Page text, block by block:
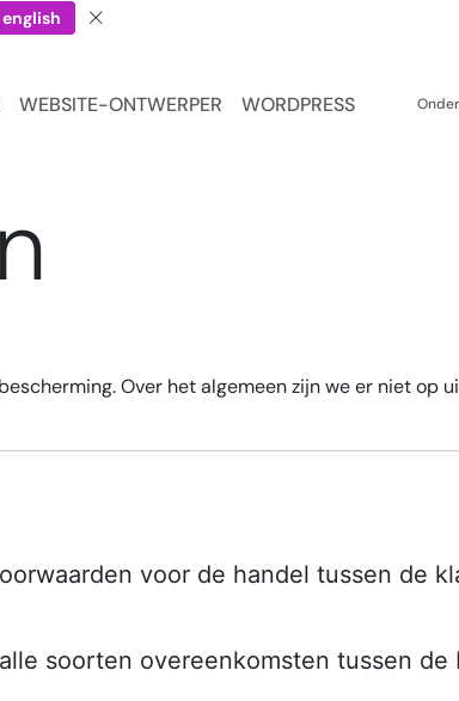
WEBSITE-ONTWERPER WORDPRESS
Over het algemeen zijn we er niet op
voor de handel tussen de
soorten overeenkomsten tussen